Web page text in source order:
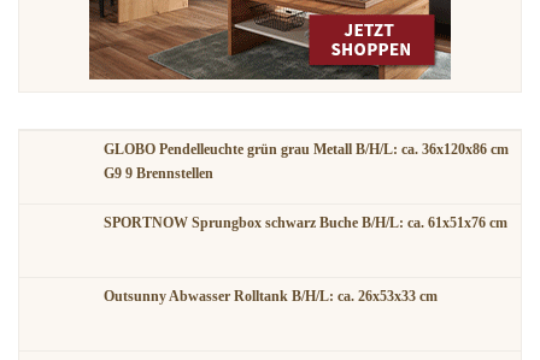
GLOBO Pendelleuchte grün grau Metall B/H/L: ca. 36x120x86 cm
G9 9 Brennstellen
SPORTNOW Sprungbox schwarz Buche B/H/L: ca. 61x51x76 cm
Outsunny Abwasser Rolltank B/H/L: ca. 26x53x33 cm